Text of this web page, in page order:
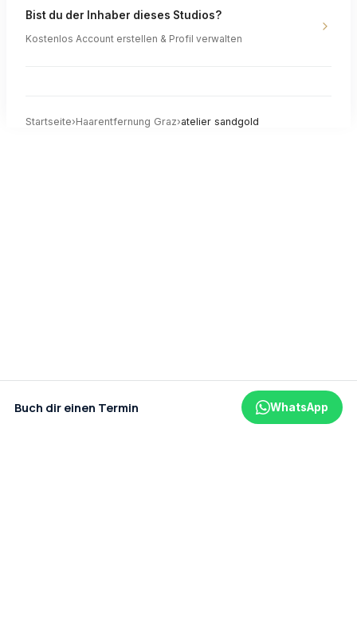
Bist du der Inhaber dieses Studios?
Kostenlos Account erstellen & Profil verwalten
Startseite›Haarentfernung Graz›atelier sandgold
Buch dir einen Termin WhatsApp